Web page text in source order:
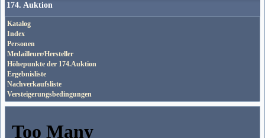
174. Auktion
Katalog
Index
Personen
Medailleure/Hersteller
Höhepunkte der 174.Auktion
Ergebnisliste
Nachverkaufsliste
Versteigerungsbedingungen